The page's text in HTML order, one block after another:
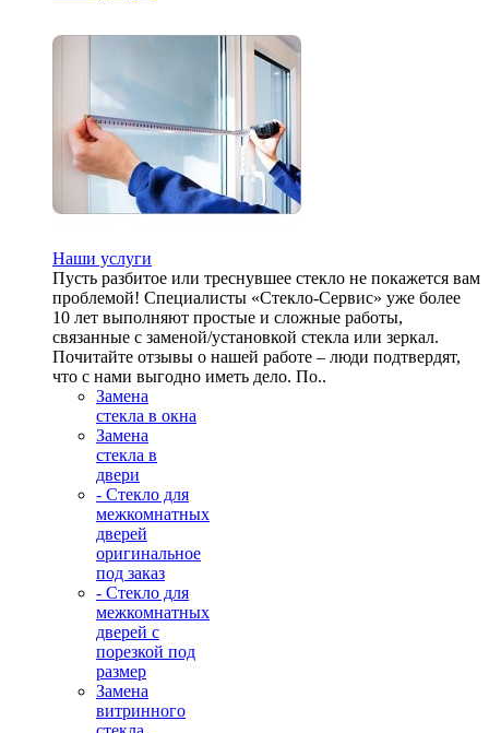
Наши услуги
Пусть разбитое или треснувшее стекло не покажется вам
проблемой! Специалисты «Стекло-Сервис» уже более
10 лет выполняют простые и сложные работы,
связанные с заменой/установкой стекла или зеркал.
Почитайте отзывы о нашей работе – люди подтвердят,
что с нами выгодно иметь дело. По..
Замена
стекла в окна
Замена
стекла в
двери
- Стекло для
межкомнатных
дверей
оригинальное
под заказ
- Стекло для
межкомнатных
дверей с
порезкой под
размер
Замена
витринного